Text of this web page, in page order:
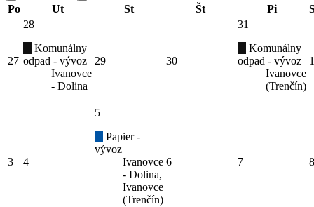
Po
Ut St Št Pi
27
28
Komunálny
odpad - vývoz
Ivanovce
- Dolina
29 30
31
Komunálny
odpad - vývoz
Ivanovce
(Trenčín)
1
3 4
5
Papier -
vývoz
Ivanovce
- Dolina,
Ivanovce
(Trenčín)
6 7 8